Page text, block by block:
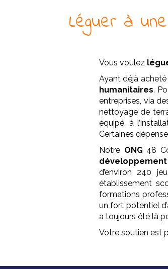
Léguer à une
Vous voulez
Ayant déjà
humanitaires.
entreprises, via
nettoyage de
équipé, à
Certaines
Notre ONG 48
développement
d’environ 240
établissement
formations
un fort potentiel
a toujours été là
Votre soutien est